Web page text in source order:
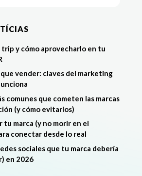
trip y cómo aprovecharlo en tu
vender: claves del marketing
comunes que cometen las marcas
(y cómo evitarlos)
tu marca (y no morir en el
conectar desde lo real
sociales que tu marca debería
en 2026